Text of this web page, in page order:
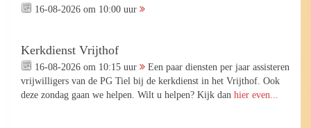
16-08-2026 om 10:00 uur
Kerkdienst Vrijthof
16-08-2026 om 10:15 uur
Een paar diensten per jaar assisteren
vrijwilligers van de PG Tiel bij de kerkdienst in het Vrijthof. Ook
deze zondag gaan we helpen. Wilt u helpen? Kijk dan hier even...